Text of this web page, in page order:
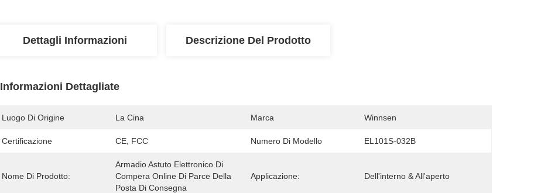
Dettagli Informazioni Descrizione Del Prodotto
Informazioni Dettagliate
Luogo Di Origine La Cina Marca Winnsen
Certificazione CE, FCC Numero Di Modello EL101S-032B
Nome Di Prodotto:
Armadio Astuto Elettronico Di
Compera Online Di Parce Della
Posta Di Consegna
Applicazione: Dell'interno & All'aperto